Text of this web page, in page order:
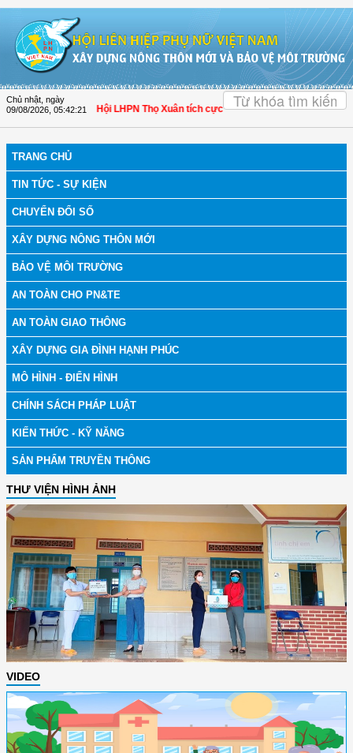
Chủ nhật, ngày
09/08/2026 05:42:22
| Thanh Hóa: Hội LHPN Thọ Xuân tích cực góp phần nâng cao tỷ lệ người
TRANG CHỦ
TIN TỨC - SỰ KIỆN
CHUYỂN ĐỔI SỐ
XÂY DỰNG NÔNG THÔN MỚI
BẢO VỆ MÔI TRƯỜNG
AN TOÀN CHO PN&TE
AN TOÀN GIAO THÔNG
XÂY DỰNG GIA ĐÌNH HẠNH PHÚC
MÔ HÌNH - ĐIỂN HÌNH
CHÍNH SÁCH PHÁP LUẬT
KIẾN THỨC - KỸ NĂNG
SẢN PHẨM TRUYỀN THÔNG
THƯ VIỆN HÌNH ẢNH
VIDEO
OK